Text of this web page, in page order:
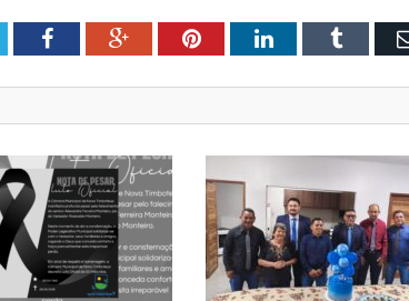
FacebookGoogle+PinterestLinkedInTumblr